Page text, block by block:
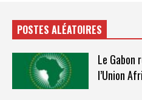
POSTES ALÉATOIRES
Le
l’Union